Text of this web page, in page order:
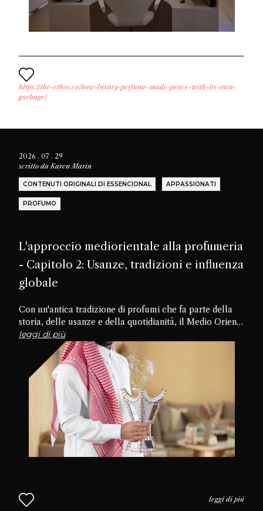
https://the-ethos.co/how-luxury-perfume-made-peace-with-its-own-
garbage/
2026 . 07 . 29
scritto daKaren Marin
CONTENUTI ORIGINALI DI ESSENCIONAL APPASSIONATI
PROFUMO
L'approccio mediorientale alla profumeria
- Capitolo 2: Usanze, tradizioni e influenza
globale
Con un'antica tradizione di profumi che fa parte della
storia, delle usanze e della quotidianità, il Medio Oriente
è la culla della cultura del profumo. Approfondiamo le
tradizioni, le pratiche e l'uso del profumo nella vita
quotidiana per capire perché il profumo è così
apprezzato in questa parte del mondo. L'approccio
mediorientale alla profumeria continua nel Capitolo 2.
leggi di più
leggi di più